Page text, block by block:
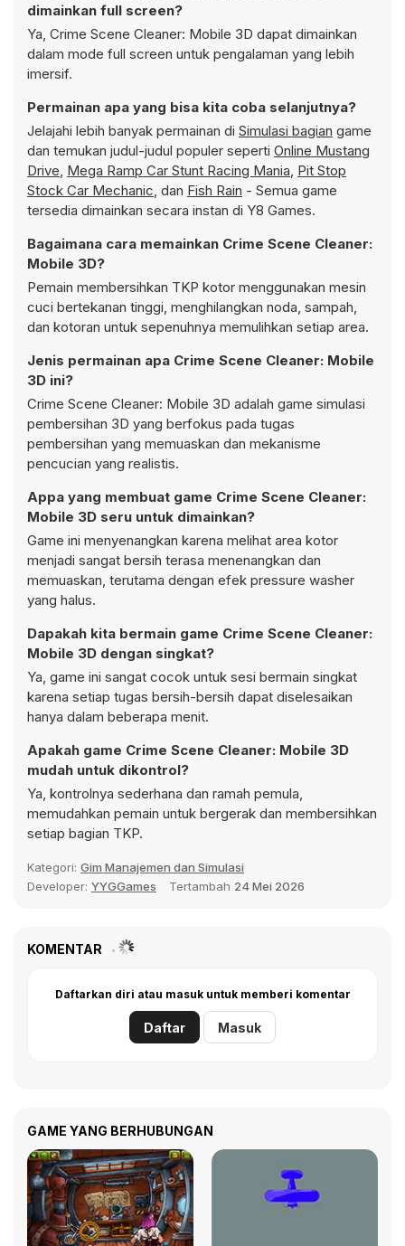
dimainkan full screen?
Ya, Crime Scene Cleaner: Mobile 3D dapat dimainkan
dalam mode full screen untuk pengalaman yang lebih
imersif.
Permainan apa yang bisa kita coba selanjutnya?
Jelajahi lebih banyak permainan di Simulasi bagian game
dan temukan judul-judul populer seperti Online Mustang
Drive, Mega Ramp Car Stunt Racing Mania, Pit Stop
Stock Car Mechanic, dan Fish Rain - Semua game
tersedia dimainkan secara instan di Y8 Games.
Bagaimana cara memainkan Crime Scene Cleaner:
Mobile 3D?
Pemain membersihkan TKP kotor menggunakan mesin
cuci bertekanan tinggi, menghilangkan noda, sampah,
dan kotoran untuk sepenuhnya memulihkan setiap area.
Jenis permainan apa Crime Scene Cleaner: Mobile
3D ini?
Crime Scene Cleaner: Mobile 3D adalah game simulasi
pembersihan 3D yang berfokus pada tugas
pembersihan yang memuaskan dan mekanisme
pencucian yang realistis.
Appa yang membuat game Crime Scene Cleaner:
Mobile 3D seru untuk dimainkan?
Game ini menyenangkan karena melihat area kotor
menjadi sangat bersih terasa menenangkan dan
memuaskan, terutama dengan efek pressure washer
yang halus.
Dapakah kita bermain game Crime Scene Cleaner:
Mobile 3D dengan singkat?
Ya, game ini sangat cocok untuk sesi bermain singkat
karena setiap tugas bersih-bersih dapat diselesaikan
hanya dalam beberapa menit.
Apakah game Crime Scene Cleaner: Mobile 3D
mudah untuk dikontrol?
Ya, kontrolnya sederhana dan ramah pemula,
memudahkan pemain untuk bergerak dan membersihkan
setiap bagian TKP.
Kategori: Gim Manajemen dan Simulasi
Developer: YYGGames Tertambah 24 Mei 2026
KOMENTAR
Daftarkan diri atau masuk untuk memberi komentar
Daftar Masuk
GAME YANG BERHUBUNGAN